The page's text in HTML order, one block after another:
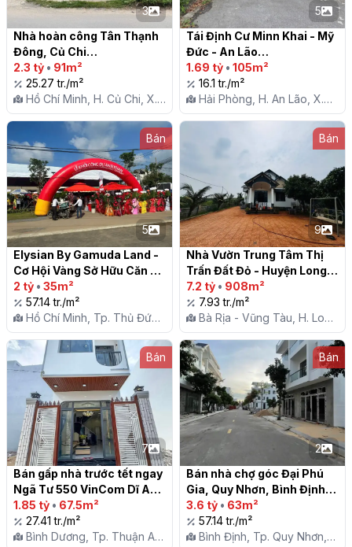
3
Nhà hoàn công Tân Thạnh
Đông, Củ Chi
2.3 tỷ • 91m²
25.27 tr./m²
Hồ Chí Minh, H. Củ Chi, X.
Tân Thạnh Đông
5
Tái Định Cư Minn Khai - Mỹ
Đức - An Lão
1.69 tỷ • 105m²
16.1 tr./m²
Hải Phòng, H. An Lão, X.
Mỹ Đức
Bán
5
Elysian By Gamuda Land -
Cơ Hội Vàng Sở Hữu Căn Hộ
Cao Cấp Tại Thủ Đức! 🌟
2 tỷ • 35m²
57.14 tr./m²
Hồ Chí Minh, Tp. Thủ Đức,
P. Trường Thạnh
Bán
9
Nhà Vườn Trung Tâm Thị
Trấn Đất Đỏ - Huyện Long
Đất - Gần Biển Phước Hải
7.2 tỷ • 908m²
7.93 tr./m²
Bà Rịa - Vũng Tàu, H. Long
Đất, Tt. Đất Đỏ
Bán
7
Bán gấp nhà trước tết ngay
Ngã Tư 550 VinCom Dĩ An
Thuận An Bình Dương
1.85 tỷ • 67.5m²
27.41 tr./m²
Bình Dương, Tp. Thuận An,
Bán
2
Bán nhà chợ góc Đại Phú
Gia, Quy Nhơn, Bình Định
3.6 tỷ • 63m²
57.14 tr./m²
Bình Định, Tp. Quy Nhơn,